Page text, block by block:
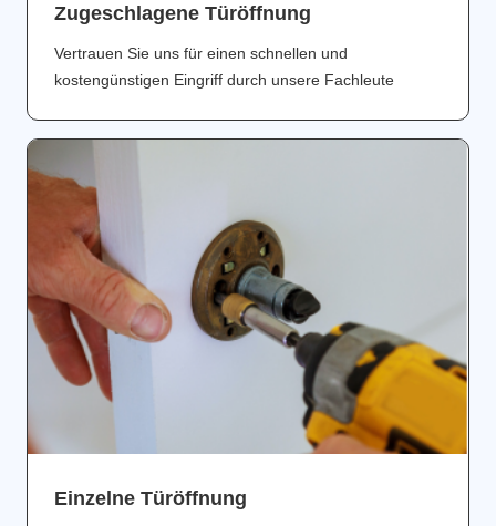
Zugeschlagene Türöffnung
Vertrauen Sie uns für einen schnellen und
kostengünstigen Eingriff durch unsere Fachleute
Einzelne Türöffnung